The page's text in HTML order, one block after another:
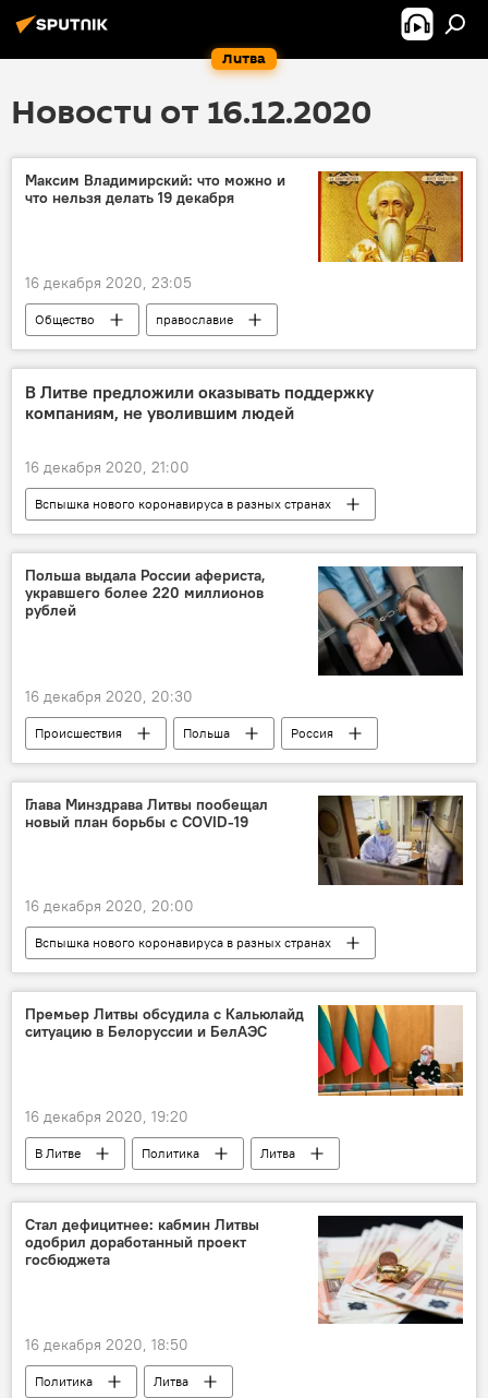
Литва
Новости от 16.12.2020
Максим Владимирский: что можно и
что нельзя делать 19 декабря
16 декабря 2020, 23:05
Общество
православие
православные
приметы традиции
В Литве предложили оказывать поддержку
компаниям, не уволившим людей
16 декабря 2020, 21:00
Вспышка нового коронавируса в разных странах
Экономика
Служба занятости
бизнес
Литва
коронавирус
компания
Польша выдала России афериста,
укравшего более 220 миллионов
рублей
16 декабря 2020, 20:30
Происшествия Польша Россия
Глава Минздрава Литвы пообещал
новый план борьбы с COVID-19
16 декабря 2020, 20:00
Вспышка нового коронавируса в разных странах
Общество
Литва
коронавирус
карантин
Министерство здравоохранения
Премьер Литвы обсудила с Кальюлайд
ситуацию в Белоруссии и БелАЭС
16 декабря 2020, 19:20
В Литве Политика
Литва
Эстония
Ингрида Шимоните
Керсти Кальюлайд
Белоруссия
БелАЭС
Стал дефицитнее: кабмин Литвы
одобрил доработанный проект
госбюджета
16 декабря 2020, 18:50
Политика
Литва